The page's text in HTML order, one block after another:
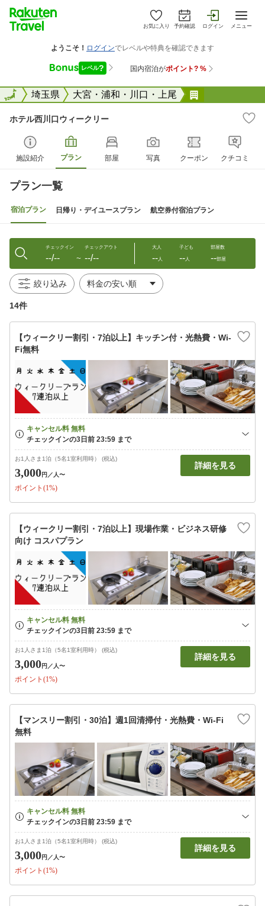
お気に入り 予約確認 ログイン メニュー
全国埼玉県 大宮・浦和・川口・上尾
全国
ホテル西川口ウィークリー
施設紹介 プラン 部屋 写真 クーポン クチコミ
プラン一覧
宿泊プラン 日帰り・デイユースプラン 航空券付宿泊プラン
チェックイン
--/-- 〜
チェックアウト
--/--
大人
--人
子ども
--人
部屋数
--部屋
絞り込み
14件
【ウィークリー割引・7泊以上】キッチン付・光熱費・Wi-
Fi無料
お1人さま1泊（5名1室利用時） (税込)
3,000円 ／人〜
ポイント(1%)
詳細を見る
【ウィークリー割引・7泊以上】現場作業・ビジネス研修
向け コスパプラン
お1人さま1泊（5名1室利用時） (税込)
3,000円 ／人〜
ポイント(1%)
詳細を見る
【マンスリー割引・30泊】週1回清掃付・光熱費・Wi-Fi
無料
お1人さま1泊（5名1室利用時） (税込)
3,000円 ／人〜
ポイント(1%)
詳細を見る